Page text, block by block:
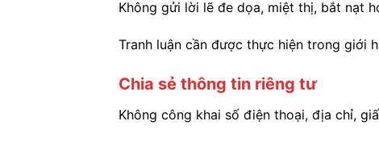
Không gửi lời lẽ đe dọa, miệt thị, bắt nạt
Tranh luận cần được thực hiện trong giới
Chia sẻ thông tin riêng tư
Không công khai số điện thoại, địa chỉ,